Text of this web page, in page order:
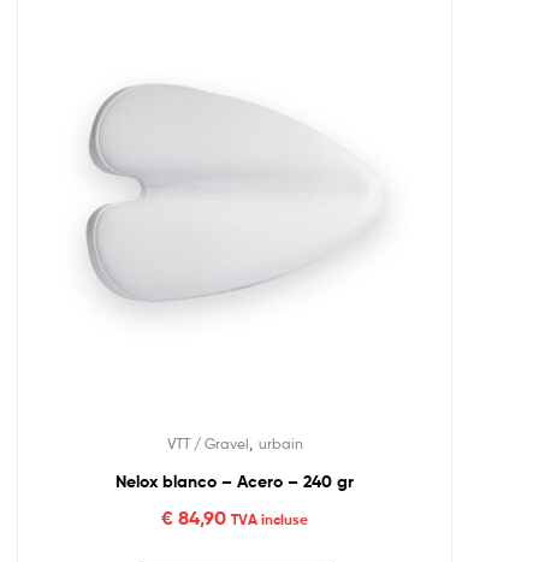
VTT / Gravel urbain
Nelox blanco – Acero – 240 gr
€ 84,90 TVA incluse